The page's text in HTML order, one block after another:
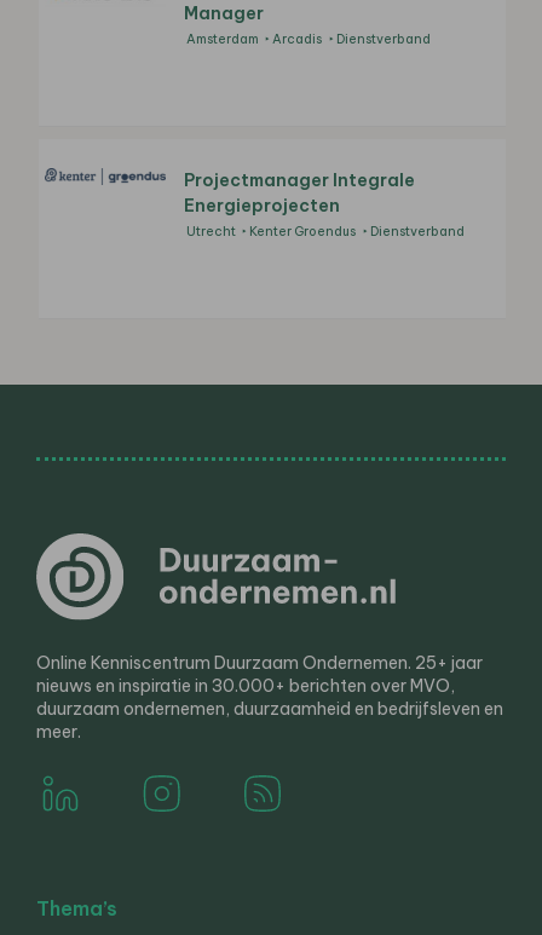
Manager
Amsterdam Arcadis Dienstverband
Projectmanager Integrale
Energieprojecten
Utrecht Kenter Groendus Dienstverband
Online Kenniscentrum Duurzaam Ondernemen. 25+ jaar
nieuws en inspiratie in 30.000+ berichten over MVO,
duurzaam ondernemen, duurzaamheid en bedrijfsleven en
meer.
Thema’s